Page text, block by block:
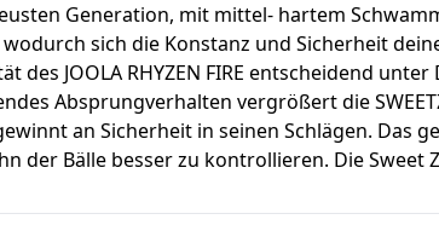
Generation, mit mittel- hartem
sich die Konstanz und Sicherheit
des JOOLA RHYZEN FIRE entscheidend
Absprungverhalten vergrößert die
an Sicherheit in seinen Schlägen.
der Bälle besser zu kontrollieren. Die